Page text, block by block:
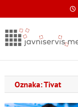
to
content
Javni
Oznaka:Tivat